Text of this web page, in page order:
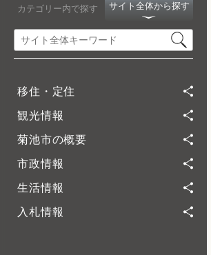
カテゴリー内で探す サイト全体から探す
移住・定住
観光情報
菊池市の概要
市政情報
生活情報
入札情報